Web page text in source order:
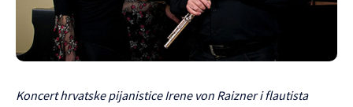
Koncert hrvatske pijanistice Irene von Raizner i flautista